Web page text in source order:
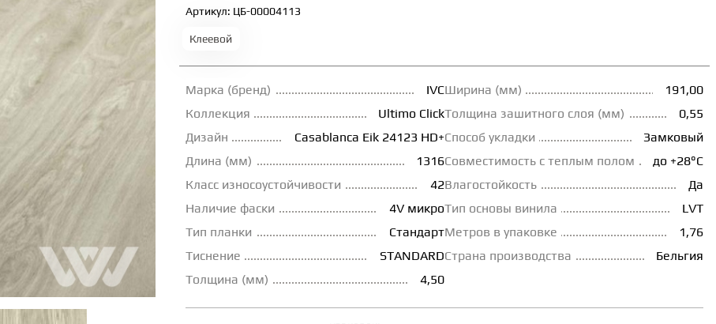
Артикул: ЦБ-00004113
Клеевой
Марка (бренд)
IVC
Коллекция
Ultimo Сlick
Дизайн
Casablanca Eik 24123 HD+
Длина (мм)
1316
Класс износоустойчивости
42
Наличие фаски
4V микро
Тип планки
Стандарт
Тиснение
STANDARD
Толщина (мм)
4,50
Ширина (мм)
191,00
Толщина зашитного слоя (мм)
0,55
Способ укладки
Замковый
Совместимость с теплым полом
до +28°С
Влагостойкость
Да
Тип основы винила
LVT
Метров в упаковке
1,76
Страна производства
Бельгия